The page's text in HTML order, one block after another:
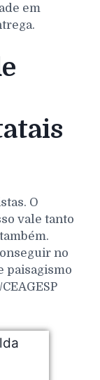
em
O
vale tanto
no
paisagismo